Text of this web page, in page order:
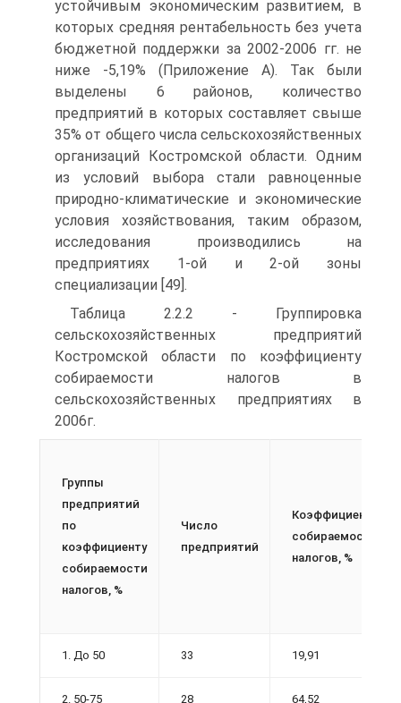
устойчивым экономическим развитием, в
которых средняя рентабельность без учета
бюджетной поддержки за 2002-2006 гг. не
ниже -5,19% (Приложение А). Так были
выделены 6 районов, количество
предприятий в которых составляет свыше
35% от общего числа сельскохозяйственных
организаций Костромской области. Одним
из условий выбора стали равноценные
природно-климатические и экономические
условия хозяйствования, таким образом,
исследования производились на
предприятиях 1-ой и 2-ой зоны
специализации [49].
Таблица 2.2.2 - Группировка
сельскохозяйственных предприятий
Костромской области по коэффициенту
собираемости налогов в
сельскохозяйственных предприятиях в
2006г.
Группы
предприятий
по
коэффициенту
собираемости
налогов, %
Число
предприятий
Коэффициент
собираемости
налогов, %
1. До 50 33 19,91
2. 50-75 28 64,52